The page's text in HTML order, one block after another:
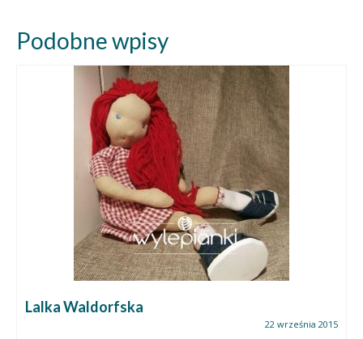
Podobne wpisy
ceramiczne,